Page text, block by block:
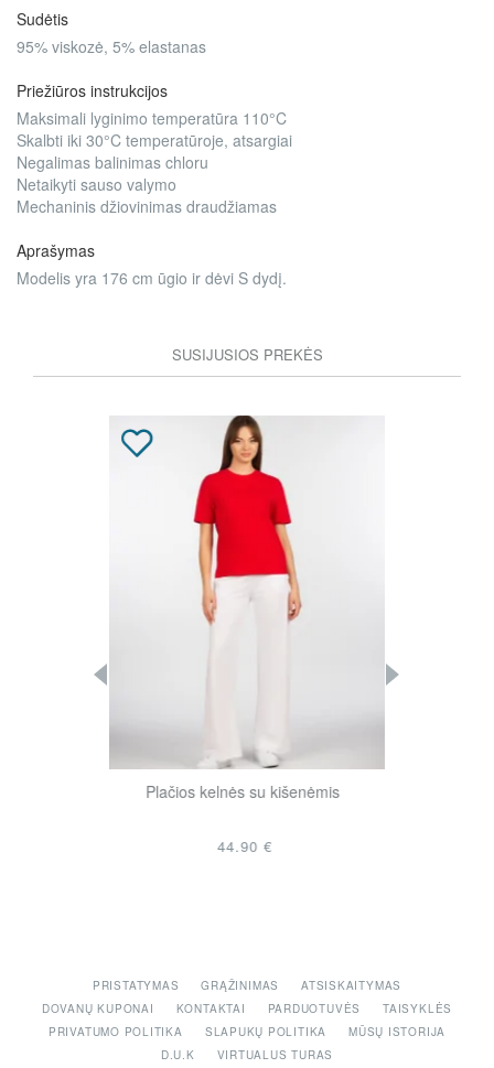
Sudėtis
95% viskozė, 5% elastanas
Priežiūros instrukcijos
Maksimali lyginimo temperatūra 110°C
Skalbti iki 30°C temperatūroje, atsargiai
Negalimas balinimas chloru
Netaikyti sauso valymo
Mechaninis džiovinimas draudžiamas
Aprašymas
Modelis yra 176 cm ūgio ir dėvi S dydį.
SUSIJUSIOS PREKĖS
Plačios kelnės su kišenėmis
44.90 €
PRISTATYMAS GRĄŽINIMAS
ATSISKAITYMAS
DOVANŲ KUPONAI
KONTAKTAI PARDUOTUVĖS
TAISYKLĖS
PRIVATUMO POLITIKA
SLAPUKŲ POLITIKA
MŪSŲ ISTORIJA
D.U.K
VIRTUALUS TURAS